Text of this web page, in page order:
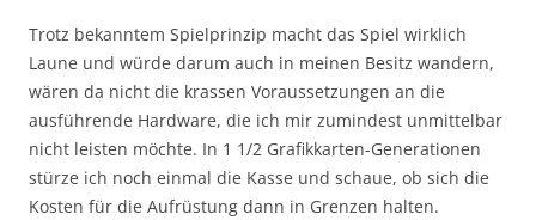
Trotz bekanntem Spielprinzip macht das Spiel wirklich
Laune und würde darum auch in meinen Besitz wandern,
wären da nicht die krassen Voraussetzungen an die
ausführende Hardware, die ich mir zumindest unmittelbar
nicht leisten möchte. In 1 1/2 Grafikkarten-Generationen
stürze ich noch einmal die Kasse und schaue, ob sich die
Kosten für die Aufrüstung dann in Grenzen halten.